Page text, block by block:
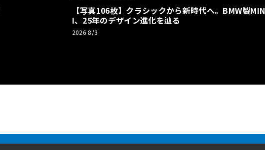
【写真106枚】クラシックから新時代へ。BMW製MIN
I、25年のデザイン進化を辿る
2026 8/3